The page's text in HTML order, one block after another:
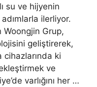
su ve hijyenin
ilerliyor.
Woongjin Grup,
geliştirerek,
cihazlarında ki
ve
varlığını her …